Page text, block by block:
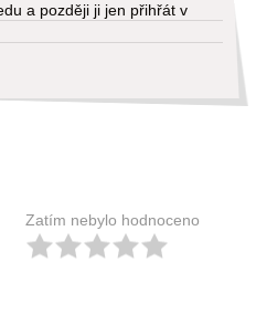
a později ji jen přihřát v
Zatím nebylo hodnoceno